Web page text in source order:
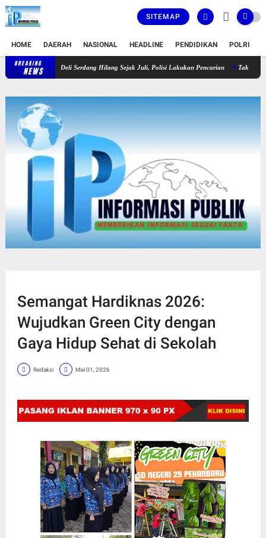
SITEMAP
HOME DAERAH NASIONAL HEADLINE PENDIDIKAN POLRI
BREAKING
NEWS
Pemuda di Deli Serdang Hilang Sejak Juli, Polisi Lakukan Pencarian Tak Punya Ruang
Semangat Hardiknas 2026:
Wujudkan Green City dengan
Gaya Hidup Sehat di Sekolah
Redaksi Mei 01, 2026